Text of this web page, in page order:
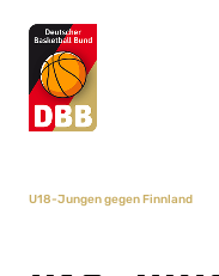
U18-Jungen gegen Finnland